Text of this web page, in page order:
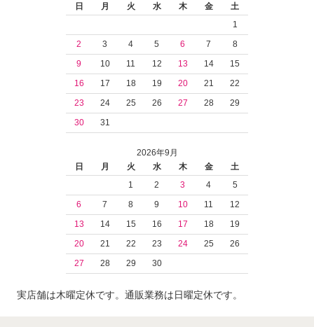
日
月 火 水 木 金
土
1
2
3 4 5 6 7
8
9
10 11 12 13 14
15
16
17 18 19 20 21
22
23
24 25 26 27 28
29
30
31
2026年9月
日
月 火 水 木 金
土
1
2 3 4
5
6
7 8 9 10 11
12
13
14 15 16 17 18
19
20
21 22 23 24 25
26
27
28 29 30
実店舗は木曜定休です。通販業務は日曜定休です。